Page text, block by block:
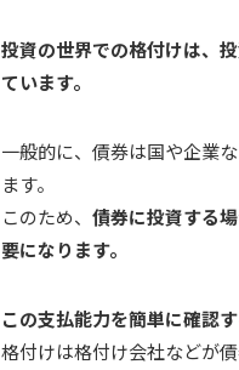
投資の世界での格付けは、
ています。
一般的に、債券は国や企業
ます。
このため、 債券に投資する
要になります。
この支払能力を簡単に確認
格付けは格付け会社などが